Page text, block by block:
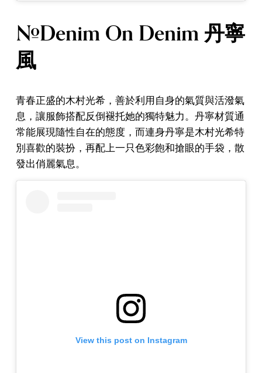
#Denim On Denim 丹寧
風
青春正盛的木村光希，善於利用自身的氣質與活潑氣
息，讓服飾搭配反倒褪托她的獨特魅力。丹寧材質通
常能展現隨性自在的態度，而連身丹寧是木村光希特
別喜歡的裝扮，再配上一只色彩飽和搶眼的手袋，散
發出俏麗氣息。
View this post on Instagram